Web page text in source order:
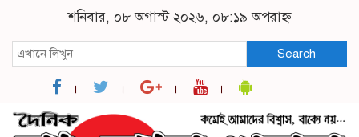
শনিবার, ০৮ অগাস্ট ২০২৬, ০৮:১৯ অপরাহ্ন
Search